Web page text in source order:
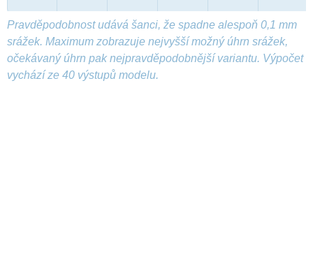
Pravděpodobnost udává šanci, že spadne alespoň 0,1 mm
srážek. Maximum zobrazuje nejvyšší možný úhrn srážek,
očekávaný úhrn pak nejpravděpodobnější variantu. Výpočet
vychází ze 40 výstupů modelu.